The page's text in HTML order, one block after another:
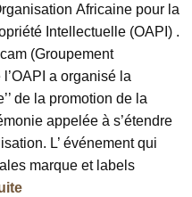
Africaine pour la
Intellectuelle (OAPI) .
(Groupement
a organisé la
de la promotion de la
appelée à s’étendre
L’ événement qui
marque et labels